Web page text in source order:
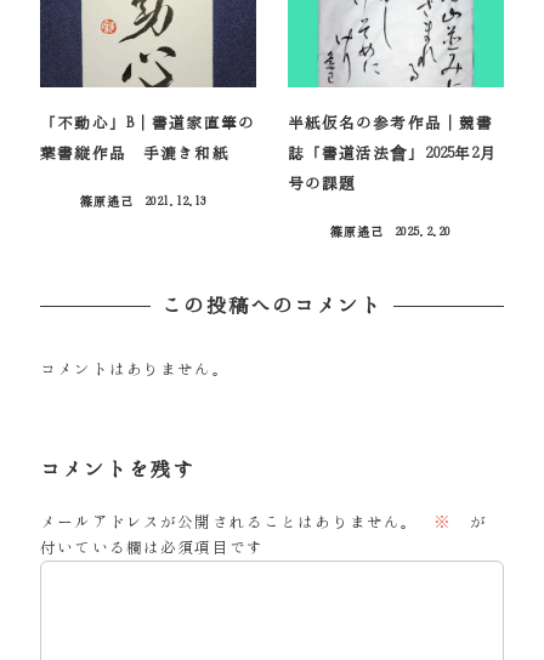
「不動心」B｜書道家直筆の
葉書縦作品 手漉き和紙
篠原遙己
2021.12.13
半紙仮名の参考作品｜競書
誌「書道活法會」2025年2月
号の課題
篠原遙己
2025.2.20
この投稿へのコメント
コメントはありません。
コメントを残す
メールアドレスが公開されることはありません。 ※
が
付いている欄は必須項目です